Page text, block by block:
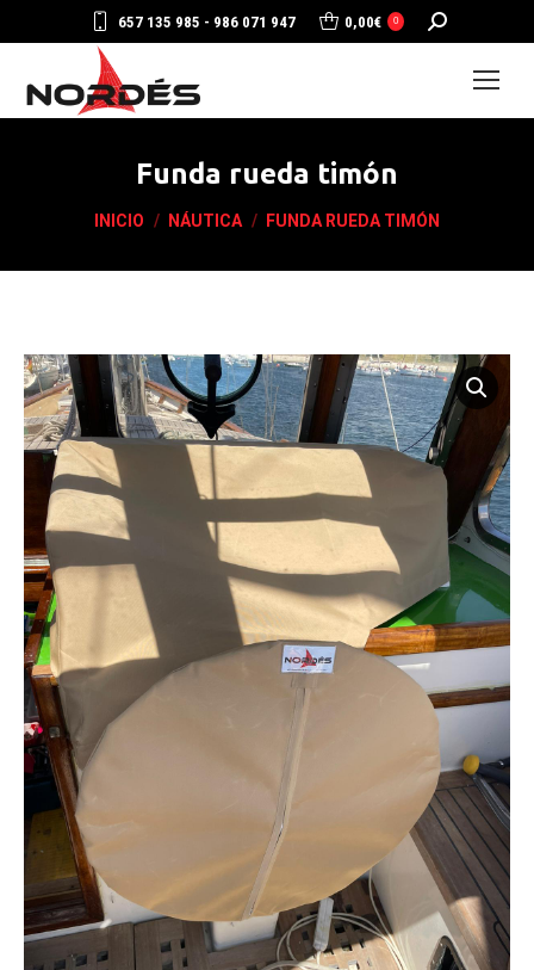
657 135 985 - 986 071 947 0,00€ 0 Buscar:
Funda rueda timón
Estás aquí:
INICIO NÁUTICA FUNDA RUEDA TIMÓN